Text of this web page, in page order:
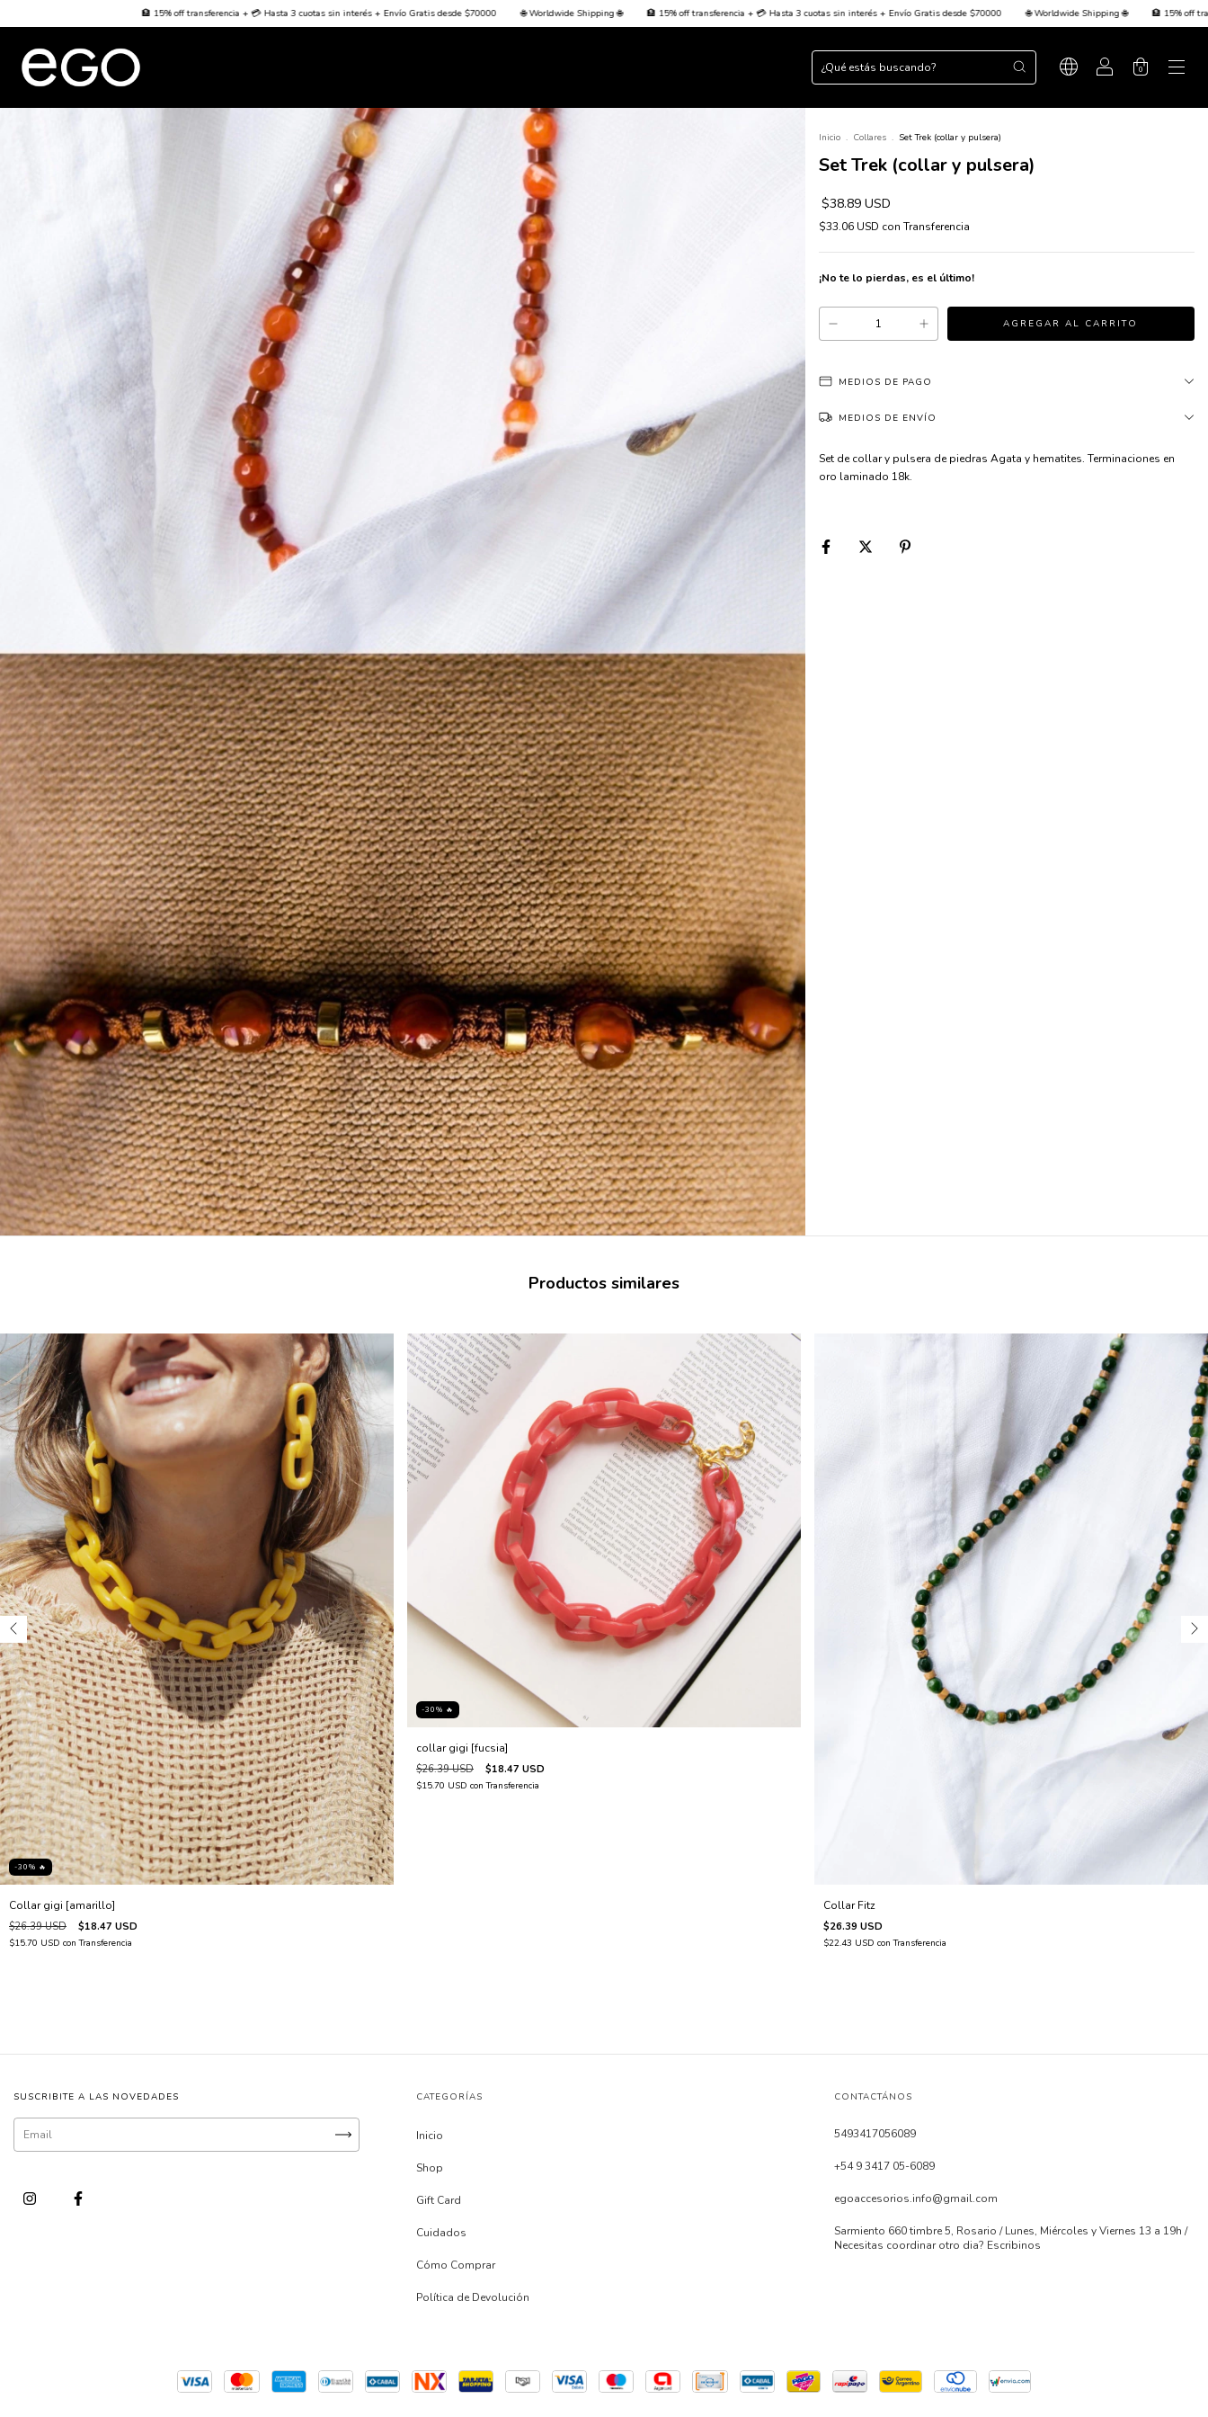
🏦 15% off transferencia + 💳 Hasta 3 cuotas sin interés + Envío Gratis desde $70000 🌐 Worldwide Shipping 🌐 🏦 15% off transferencia + 💳 Hasta 3 cuotas sin interés + Envío Gratis desde $70000 🌐 Worldwide Shipping 🌐 🏦 15% off transferencia + 💳 Hasta 3
0
Inicio . Collares . Set Trek (collar y pulsera)
Set Trek (collar y pulsera)
$38.89 USD
$33.06 USD con Transferencia
¡No te lo pierdas, es el último!
MEDIOS DE PAGO
MEDIOS DE ENVÍO
Set de collar y pulsera de piedras Agata y hematites. Terminaciones en
oro laminado 18k.
Productos similares
-30% 🔥
Collar gigi [amarillo]
$26.39 USD $18.47 USD
$15.70 USD con Transferencia
-30% 🔥
collar gigi [fucsia]
$26.39 USD $18.47 USD
$15.70 USD con Transferencia
Collar Fitz
$26.39 USD
$22.43 USD con Transferencia
SUSCRIBITE A LAS NOVEDADES CATEGORÍAS
Inicio
Shop
Gift Card
Cuidados
Cómo Comprar
Política de Devolución
CONTACTÁNOS
5493417056089
+54 9 3417 05-6089
egoaccesorios.info@gmail.com
Sarmiento 660 timbre 5, Rosario / Lunes, Miércoles y Viernes 13 a 19h /
Necesitas coordinar otro dia? Escribinos